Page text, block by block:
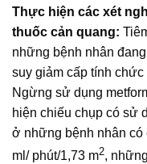
Thực hiện các xét
thuốc cản quang:
những bệnh nhân
suy giảm cấp tính
Ngừng sử dụng
hiện chiếu chụp có sử
ở những bệnh nhân có
ml/ phút/1,73 m2,